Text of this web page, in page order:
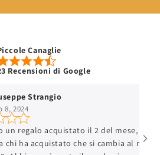
Canaglie
Recensioni di Google
Strangio
regalo acquistato il 2 del mese, hanno
ha acquistato che si cambia al massimo